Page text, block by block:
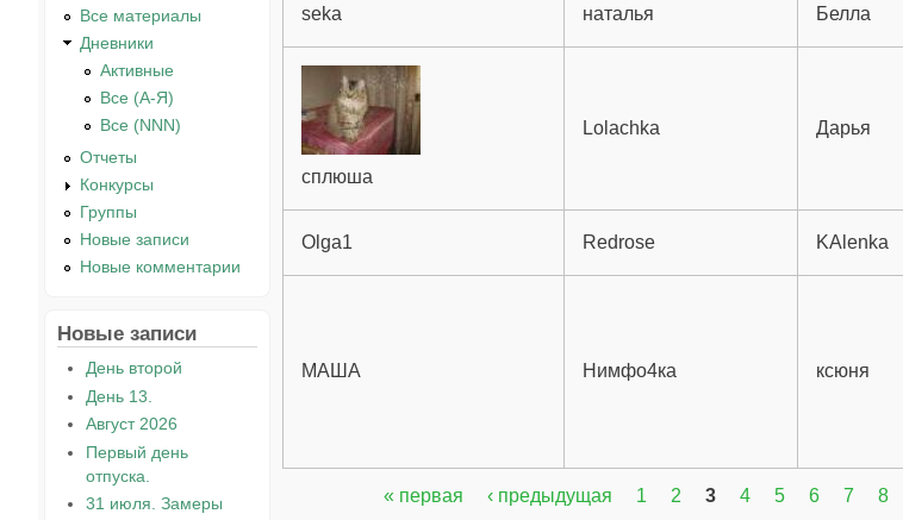
seka наталья Белла
сплюша
Lolachka Дарья
Olga1 Redrose KAlenka
МАША Нимфо4ка ксюня
« первая ‹ предыдущая 1 2 3 4 5 6 7 8
Все материалы
Дневники
Активные
Все (А-Я)
Все (NNN)
Отчеты
Конкурсы
Группы
Новые записи
Новые комментарии
Новые записи
День второй
День 13.
Август 2026
Первый день
отпуска.
31 июля. Замеры